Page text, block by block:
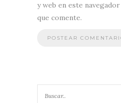
y web en este
que comente.